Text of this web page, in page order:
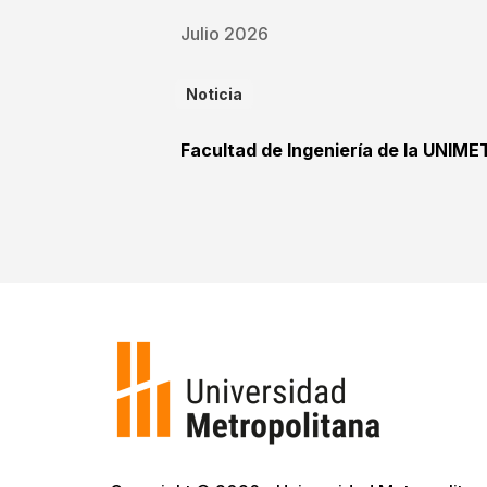
Julio 2026
Noticia
Facultad de Ingeniería de la